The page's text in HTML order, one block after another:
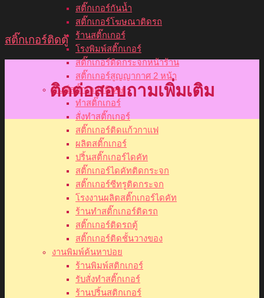
สติ๊กเกอร์กันน้ำ
สติ๊กเกอร์โฆษณาติดรถ
ร้านสติ๊กเกอร์
โรงพิมพ์สติ๊กเกอร์
สติ๊กเกอร์ติดกระจกหน้าร้าน
สติ๊กเกอร์สูญญากาศ 2 หน้า
พิมพ์สติ๊กเกอร์พิเศษ
ทำสติ๊กเกอร์
สั่งทำสติ๊กเกอร์
สติ๊กเกอร์ติดแก้วกาแฟ
ผลิตสติ๊กเกอร์
ปริ้นสติ๊กเกอร์ไดคัท
สติ๊กเกอร์ไดคัทติดกระจก
สติ๊กเกอร์ซีทรูติดกระจก
โรงงานผลิตสติ๊กเกอร์ไดคัท
ร้านทำสติ๊กเกอร์ติดรถ
สติ๊กเกอร์ติดรถตู้
สติ๊กเกอร์ติดชั้นวางของ
งานพิมพ์ค้นหาบ่อย
ร้านพิมพ์สติกเกอร์
รับสั่งทำสติ๊กเกอร์
ร้านปริ้นสติกเกอร์
สติ๊กเกอร์ติดตู้
ติดต่อสอบถามเพิ่มเติม